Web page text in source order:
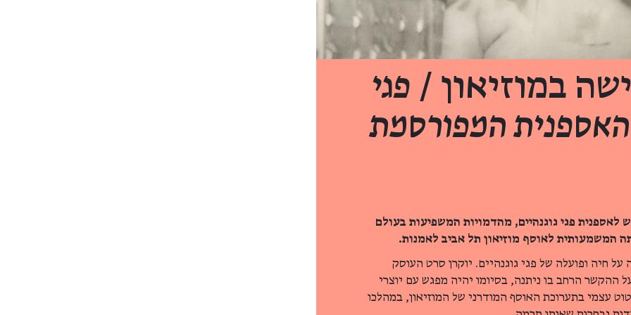
במוזיאון / פגי
האספנית המפורסמת
לאספנית פגי גוגנהיים, מהדמויות המשפיעות בעולם
המשמעותית לאוסף מוזיאון תל אביב לאמנות.
חיה ופועלה של פגי גוגנהיים. יוקרן סרט העוסק
ההקשר הרחב בו ניתנה, בסיומו יהיה מפגש עם יוצרי
עצמי בתערוכת האוסף המודרני של המוזיאון, במהלכו